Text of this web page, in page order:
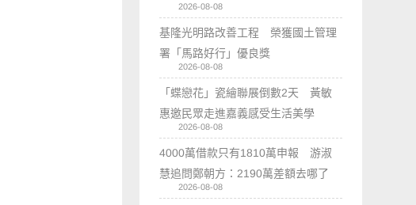
2026-08-08
基隆光明路改善工程 榮獲國土管理
署「馬路好行」優良獎
2026-08-08
「蝶戀花」瓷繪聯展倒數2天 黃敏
惠邀民眾走進嘉義感受生活美學
2026-08-08
4000萬借款只有1810萬申報 游淑
慧追問鄭朝方：2190萬差額去哪了
2026-08-08